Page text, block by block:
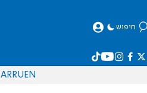
חיפוש
EN
RU
AR